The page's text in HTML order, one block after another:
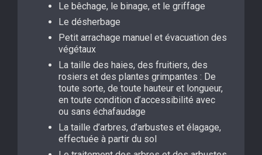
Le bêchage, le binage, et le griffage
Le désherbage
Petit arrachage manuel et évacuation des
végétaux
La taille des haies, des fruitiers, des
rosiers et des plantes grimpantes : De
toute sorte, de toute hauteur et longueur,
en toute condition d’accessibilité avec
ou sans échafaudage
La taille d’arbres, d’arbustes et élagage,
effectuée à partir du sol